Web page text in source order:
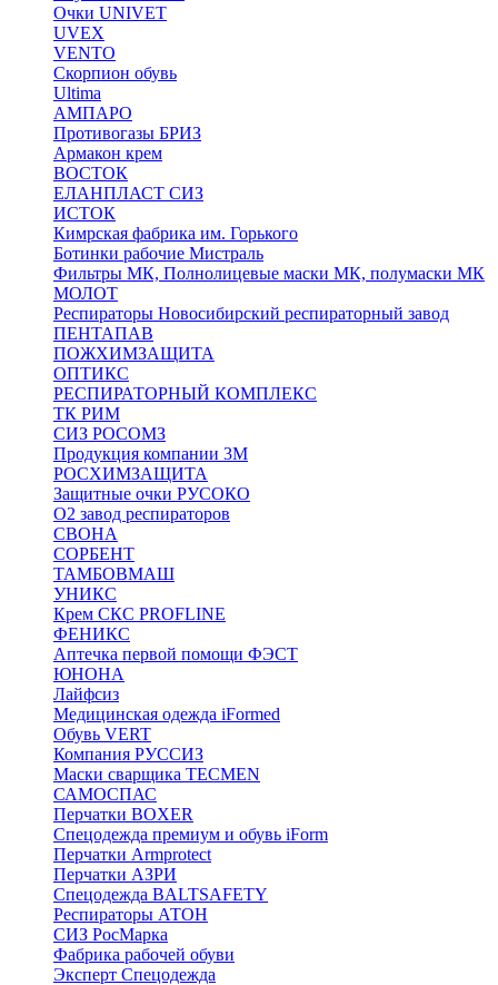
Очки UNIVET
UVEX
VENTO
Скорпион обувь
Ultima
АМПАРО
Противогазы БРИЗ
Армакон крем
ВОСТОК
ЕЛАНПЛАСТ СИЗ
ИСТОК
Кимрская фабрика им. Горького
Ботинки рабочие Мистраль
Фильтры МК, Полнолицевые маски МК, полумаски МК
МОЛОТ
Респираторы Новосибирский респираторный завод
ПЕНТАПАВ
ПОЖХИМЗАЩИТА
ОПТИКС
РЕСПИРАТОРНЫЙ КОМПЛЕКС
ТК РИМ
СИЗ РОСОМЗ
Продукция компании 3M
РОСХИМЗАЩИТА
Защитные очки РУСОКО
О2 завод респираторов
СВОНА
СОРБЕНТ
ТАМБОВМАШ
УНИКС
Крем СКС PROFLINE
ФЕНИКС
Аптечка первой помощи ФЭСТ
ЮНОНА
Лайфсиз
Медицинская одежда iFormed
Обувь VERT
Компания РУССИЗ
Маски сварщика TECMEN
САМОСПАС
Перчатки BOXER
Спецодежда премиум и обувь iForm
Перчатки Armprotect
Перчатки АЗРИ
Спецодежда BALTSAFETY
Респираторы АТОН
СИЗ РосМарка
Фабрика рабочей обуви
Эксперт Спецодежда